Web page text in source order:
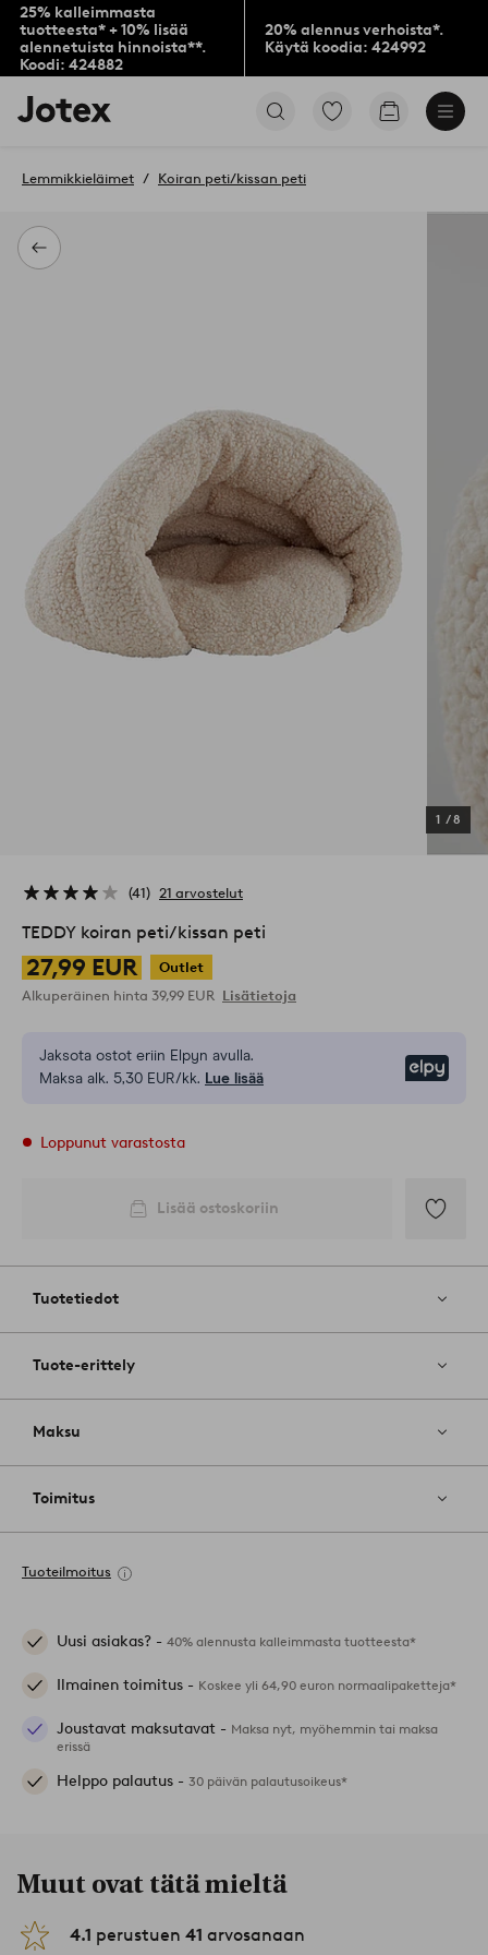
25% kalleimmasta
tuotteesta* + 10% lisää
alennetuista hinnoista**.
Koodi: 424882
20% alennus verhoista*.
Käytä koodia: 424992
Jotex-
logo
aloitussivulle
Siirry
Siirry
Takaisin
Lemmikkieläimet Koiran peti/kissan peti
1 /8
41 21 arvostelut
TEDDY koiran peti/kissan peti
27,99 EUR
Outlet
Alkuperäinen hinta 39,99 EUR Lisätietoja
Jaksota ostot eriin Elpyn avulla.
Maksa alk. 5,30 EUR/kk. Lue lisää
Loppunut varastosta
Lisää ostoskoriin
Tuotetiedot
Tuote-erittely
Maksu
Toimitus
Tuoteilmoitus
Uusi asiakas? - 40% alennusta kalleimmasta tuotteesta*
Ilmainen toimitus - Koskee yli 64,90 euron normaalipaketteja*
Joustavat maksutavat - Maksa nyt, myöhemmin tai maksa
erissä
Helppo palautus - 30 päivän palautusoikeus*
Muut ovat tätä mieltä
4.1 perustuen 41 arvosanaan